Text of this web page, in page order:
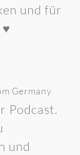
und für
Germany
Podcast.
und